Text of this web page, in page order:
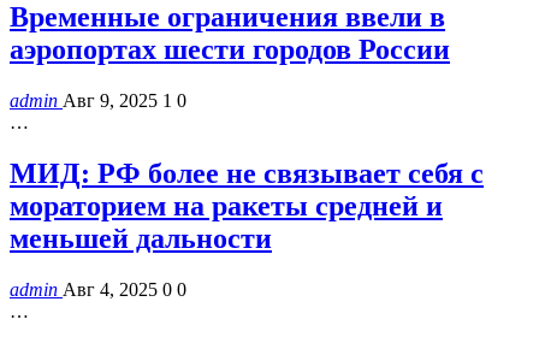
Временные ограничения ввели в
аэропортах шести городов России
admin Авг 9, 2025 1 0
…
МИД: РФ более не связывает себя с
мораторием на ракеты средней и
меньшей дальности
admin Авг 4, 2025 0 0
…